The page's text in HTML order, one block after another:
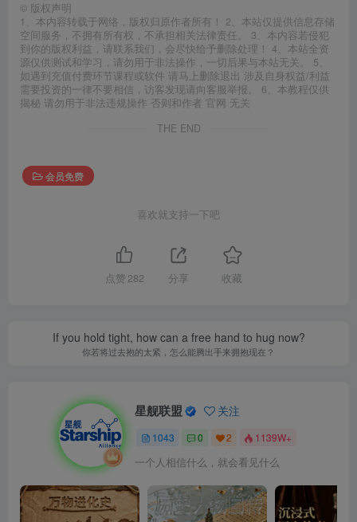
© 版权声明
1、本内容转载于网络，版权归原作者所有！ 2、本站仅提供信息存储
空间服务，不拥有所有权，不承担相关法律责任。 3、本内容若侵犯
到你的版权利益，请联系我们，会尽快给予删除处理！ 4、本站全资
源仅供测试和学习，请勿用于非法操作，一切后果与本站无关。 5、
如遇到充值付费环节课程或软件 请马上删除退出 涉及自身权益/利益
需要投资的一律不要相信，访客发现请向客服举报。 6、本教程仅供
揭秘 请勿用于非法违规操作 否则和作者 官网 无关
THE END
会员免费
喜欢就支持一下吧
点赞 282 分享 收藏
If you hold tight, how can a free hand to hug now?
你若将过去抱的太紧，怎么能腾出手来拥抱现在？
星舰联盟 关注
1043 0 2 1139W+
一个人相信什么，就会看见什么